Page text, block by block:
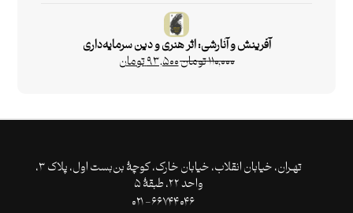
آفرینش و آنارشی: اثر هنری و دین سرمایه‌داری
۱۱۰,۰۰۰تومان۹۳,۵۰۰تومان
تهـران،‌ خیابان انقلاب، خیابان خارک، کوچۀ بن‌بست اول، پلاک ۳،
واحد ۲۲، طبقۀ ۵